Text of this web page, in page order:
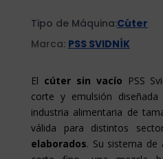
Tipo de Máquina:Cúter
Marca: PSS SVIDNÍK
El cúter sin vacío PSS
corte y emulsión
industria alimentaria de
válida para distintos
elaborados. Su sistema de